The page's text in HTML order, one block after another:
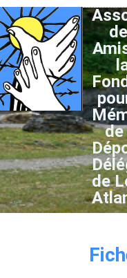
de
de